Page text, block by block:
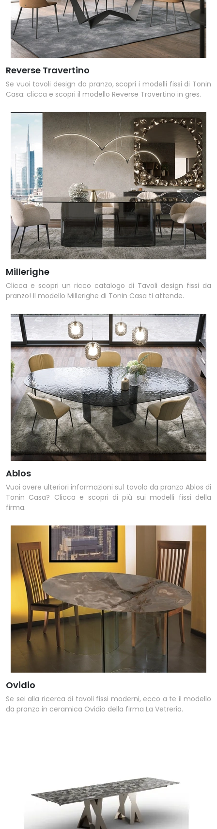
Reverse Travertino
Se vuoi tavoli design da pranzo, scopri i modelli fissi di Tonin
Casa: clicca e scopri il modello Reverse Travertino in gres.
Millerighe
Clicca e scopri un ricco catalogo di Tavoli design fissi da
pranzo! Il modello Millerighe di Tonin Casa ti attende.
Ablos
Vuoi avere ulteriori informazioni sul tavolo da pranzo Ablos di
Tonin Casa? Clicca e scopri di più sui modelli fissi della
firma.
Ovidio
Se sei alla ricerca di tavoli fissi moderni, ecco a te il modello
da pranzo in ceramica Ovidio della firma La Vetreria.